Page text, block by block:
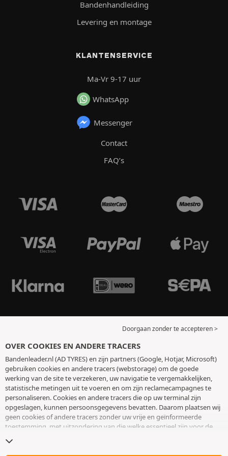
Bandenhandleiding
Levering en montage
KLANTENSERVICE
Ma-Vr 9-17 uur
WhatsApp
Messenger
Contact
FAQ’s
Doorgaan zonder te accepteren >
OVER COOKIES EN ANDERE TRACERS
Bandenleader.nl (AD TYRES) en zijn partners (Google, Hotjar, Microsoft)
gebruiken cookies en andere tracers (webstorage) om de goede
werking van de site te verzekeren, uw navigatie te vergemakkelijken,
statistische metingen uit te voeren en om zijn reclamecampagnes te
personaliseren. Cookies en andere tracers die op uw terminal zijn
opgeslagen, kunnen persoonsgegevens bevatten. Daarom plaatsen wij
geen cookies of andere tracers zonder uw vrije en geïnformeerde
toestemming, met uitzondering van die welke essentieel zijn voor de
toestemming op elk moment intrekken door naar de pagina over